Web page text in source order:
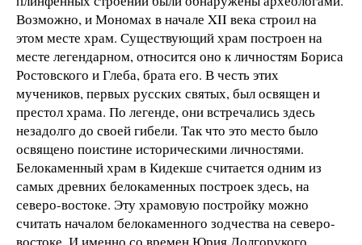
Возможно, и Мономах в начале XII века строил на
этом месте храм. Существующий храм построен на
месте легендарном, относится оно к личностям Бориса
Ростовского и Глеба, брата его. В честь этих
мучеников, первых русских святых, был освящен и
престол храма. По легенде, они встречались здесь
незадолго до своей гибели. Так что это место было
освящено поистине историческими личностями.
Белокаменный храм в Кидекше считается одним из
самых древних белокаменных построек здесь, на
северо-востоке. Эту храмовую постройку можно
считать началом белокаменного зодчества на северо-